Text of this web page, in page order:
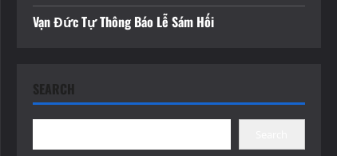
Vạn Đức Tự Thông Báo Lễ Sám Hối
SEARCH